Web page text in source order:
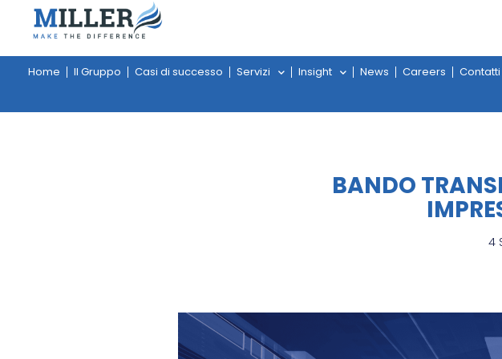
Home Il Gruppo Casi di successo Servizi Insight News Careers Contatti
BANDO
4